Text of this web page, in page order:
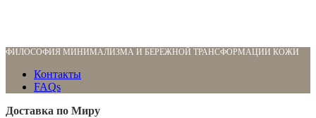
ФИЛОСОФИЯ МИНИМАЛИЗМА И БЕРЕЖНОЙ ТРАНСФОРМАЦИИ КОЖИ
Контакты
FAQs
Доставка по Миру